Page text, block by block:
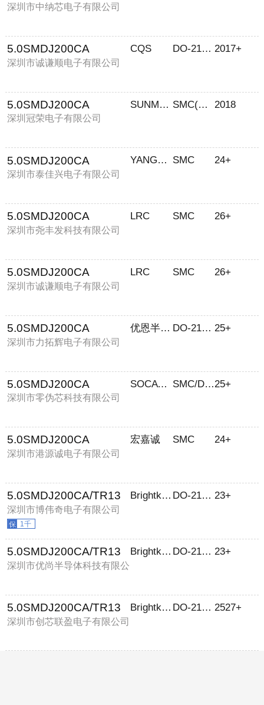
深圳市中纳芯电子有限公司
5.0SMDJ200CA
深圳市诚谦顺电子有限公司
CQS DO-214AB 2017+
5.0SMDJ200CA
深圳冠荣电子有限公司
SUNMATE（森美特） SMC(DO-214AB) 2018
5.0SMDJ200CA
深圳市泰佳兴电子有限公司
YANGJIE/扬杰科技 SMC 24+
5.0SMDJ200CA
深圳市尧丰发科技有限公司
LRC SMC 26+
5.0SMDJ200CA
深圳市诚谦顺电子有限公司
LRC SMC 26+
5.0SMDJ200CA
深圳市力拓辉电子有限公司
优恩半导体 DO-214AB (SMC) 25+
5.0SMDJ200CA
深圳市零伪芯科技有限公司
SOCAY(硕凯) SMC/DO-214AB25+
5.0SMDJ200CA
深圳市港源诚电子有限公司
宏嘉诚 SMC 24+
5.0SMDJ200CA/TR13
深圳市博伟奇电子有限公司
1千
Brightking DO-214AB 23+
5.0SMDJ200CA/TR13
深圳市优尚半导体科技有限公
Brightking DO-214AB 23+
5.0SMDJ200CA/TR13
深圳市创芯联盈电子有限公司
Brightking(台湾君耀) DO-214AB 2527+